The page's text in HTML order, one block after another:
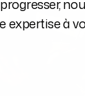
expertise à